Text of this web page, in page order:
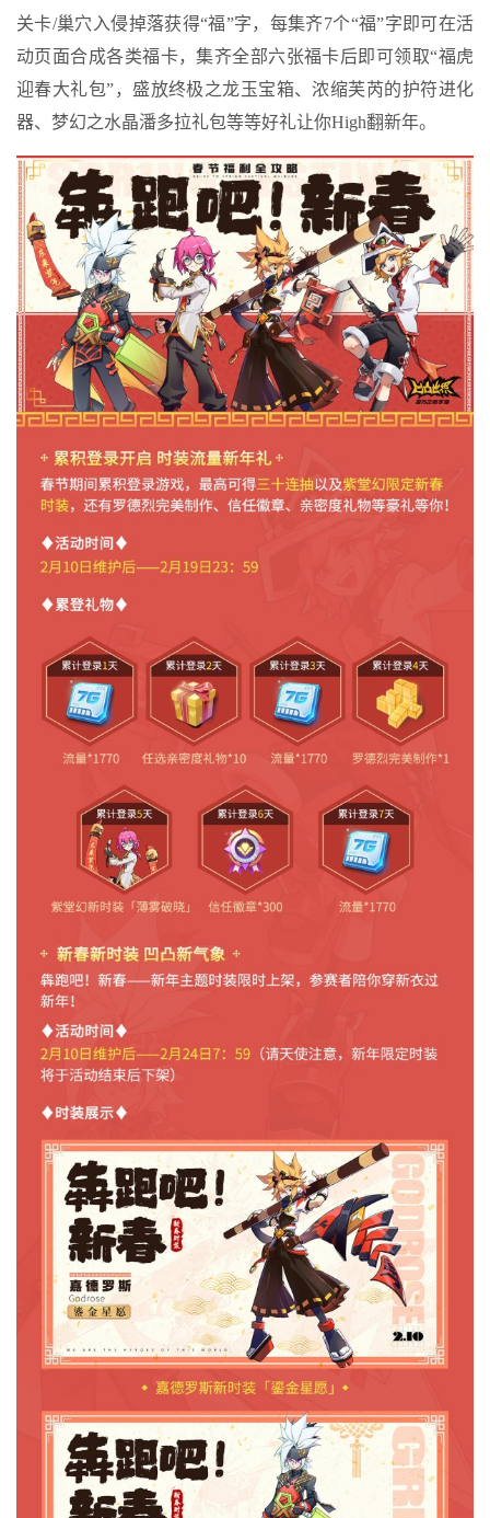
关卡/巢穴入侵掉落获得“福”字，每集齐7个“福”字即可在活
动页面合成各类福卡，集齐全部六张福卡后即可领取“福虎
迎春大礼包”，盛放终极之龙玉宝箱、浓缩芙芮的护符进化
器、梦幻之水晶潘多拉礼包等等好礼让你High翻新年。